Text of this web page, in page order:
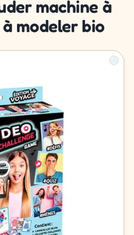
machine à
modeler bio